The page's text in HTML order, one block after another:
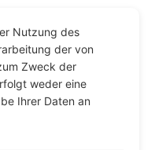
Nutzung des
der von
Zweck der
weder eine
Ihrer Daten an